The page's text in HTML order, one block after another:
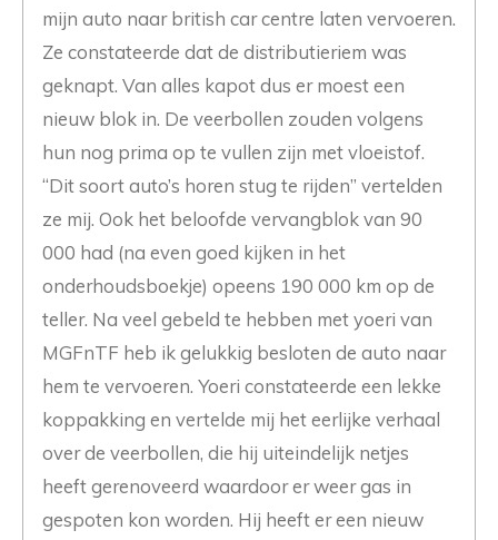
mijn auto naar british car centre laten vervoeren.
Ze constateerde dat de distributieriem was
geknapt. Van alles kapot dus er moest een
nieuw blok in. De veerbollen zouden volgens
hun nog prima op te vullen zijn met vloeistof.
“Dit soort auto’s horen stug te rijden” vertelden
ze mij. Ook het beloofde vervangblok van 90
000 had (na even goed kijken in het
onderhoudsboekje) opeens 190 000 km op de
teller. Na veel gebeld te hebben met yoeri van
MGFnTF heb ik gelukkig besloten de auto naar
hem te vervoeren. Yoeri constateerde een lekke
koppakking en vertelde mij het eerlijke verhaal
over de veerbollen, die hij uiteindelijk netjes
heeft gerenoveerd waardoor er weer gas in
gespoten kon worden. Hij heeft er een nieuw